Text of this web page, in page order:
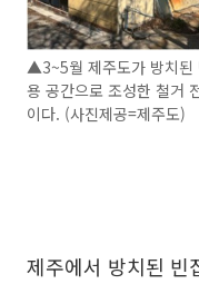
▲3~5월 제주도가 방치된
용 공간으로 조성한 철거
이다. (사진제공=제주도)
제주에서 방치된 빈